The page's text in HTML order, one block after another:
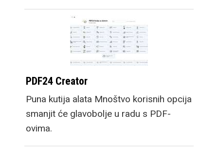
PDF24 Creator
Puna kutija alata Mnoštvo korisnih opcija
smanjit će glavobolje u radu s PDF-
ovima.